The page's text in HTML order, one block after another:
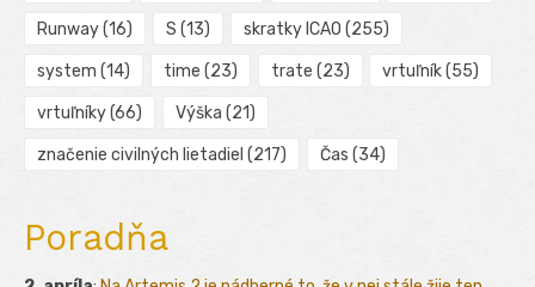
Runway(16) S (13) skratky ICAO (255)
system (14) time (23) trate (23) vrtuľník(55)
vrtuľníky(66) Výška (21)
značenie civilných lietadiel (217) Čas (34)
Poradňa